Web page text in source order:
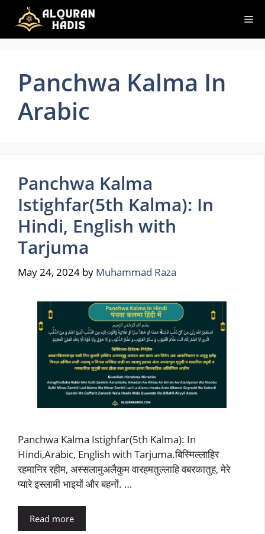
content
Panchwa Kalma In
Arabic
Panchwa Kalma
Istighfar(5th Kalma): In
Hindi, English with
Tarjuma
May 24, 2024 by Muhammad Raza
Panchwa Kalma Istighfar(5th Kalma): In
Hindi,Arabic, English with Tarjuma.बिस्मिल्लाहिर
रहमानिर रहीम, अस्सलामुअलैकुम वारहमतुल्लाहि वबरकातुह, मेरे
प्यारे इस्लामी भाइयों और बहनों. …
Read more